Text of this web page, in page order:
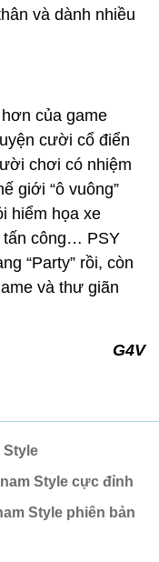
và dành nhiều
của game
cười cổ điển
chơi có nhiệm
giới “ô vuông”
hiểm họa xe
tấn công… PSY
“Party” rồi, còn
và thư giãn
G4V
Style
Style cực đỉnh
Style phiên bản